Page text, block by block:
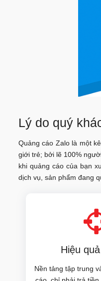
Lý do quý
Quảng cáo Zalo là một
giới trẻ; bởi lẽ 100%
khi quảng cáo của bạn
dịch vụ, sản phẩm đang
Hiệu
Nền tảng tập trung